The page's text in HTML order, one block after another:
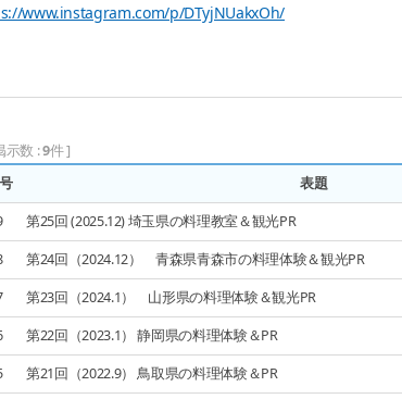
www.instagram.com/p/DTyjNUakxOh/
示数 :9件 ]
表題
第25回 (2025.12) 埼玉県の料理教室＆観光PR
第24回（2024.12） 青森県青森市の料理体験＆観光PR
第23回（2024.1） 山形県の料理体験＆観光PR
第22回（2023.1） 静岡県の料理体験＆PR
第21回（2022.9） 鳥取県の料理体験＆PR